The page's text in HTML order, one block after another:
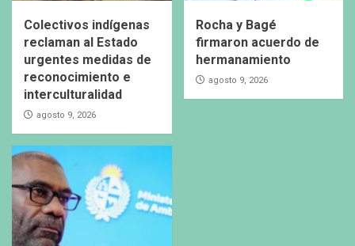
Colectivos indígenas
reclaman al Estado
urgentes medidas de
reconocimiento e
interculturalidad
agosto 9, 2026
Rocha y Bagé
firmaron acuerdo de
hermanamiento
agosto 9, 2026